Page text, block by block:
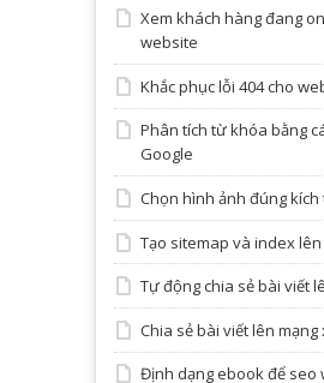
Xem khách hàng đang
website
Khắc phục lỗi 404 cho
Phân tích từ khóa bằng
Google
Chọn hình ảnh đúng
Tạo sitemap và index
Tự động chia sẻ bài viết
Chia sẻ bài viết lên
Định dạng ebook để seo